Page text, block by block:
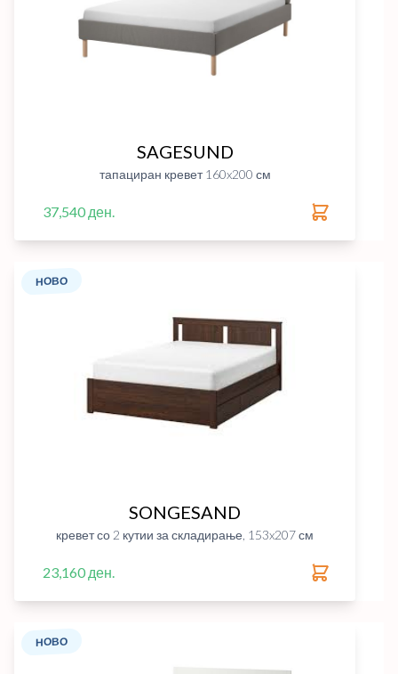
SAGESUND
тапациран кревет 160x200 см
37,540 ден.
НОВО
SONGESAND
кревет со 2 кутии за складирање, 153x207 см
23,160 ден.
НОВО